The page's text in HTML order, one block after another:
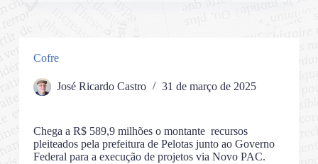
Cofre
José Ricardo Castro 31 de março de 2025
Chega a R$ 589,9 milhões o montante recursos
pleiteados pela prefeitura de Pelotas junto ao Governo
Federal para a execução de projetos via Novo PAC.